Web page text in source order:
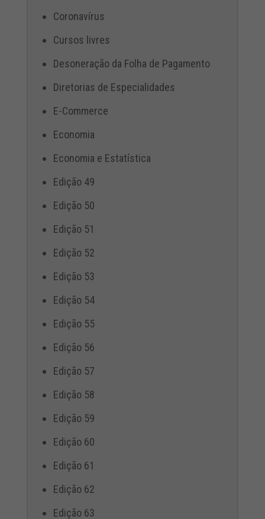
Coronavírus
Cursos livres
Desoneração da Folha de Pagamento
Diretorias de Especialidades
E-Commerce
Economia
Economia e Estatística
Edição 49
Edição 50
Edição 51
Edição 52
Edição 53
Edição 54
Edição 55
Edição 56
Edição 57
Edição 58
Edição 59
Edição 60
Edição 61
Edição 62
Edição 63